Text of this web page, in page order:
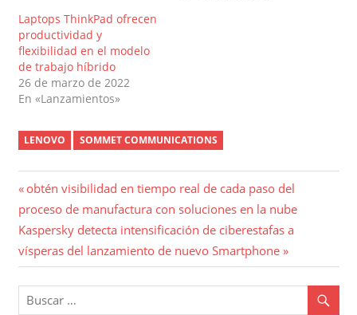
Laptops ThinkPad ofrecen
productividad y
flexibilidad en el modelo
de trabajo híbrido
26 de marzo de 2022
En «Lanzamientos»
LENOVO SOMMET COMMUNICATIONS
Navegación
de
entradas
Entrada
anterior:
obtén visibilidad en tiempo real de cada paso del
proceso de manufactura con soluciones en la nube
Entrada
siguiente:
Kaspersky detecta intensificación de ciberestafas a
vísperas del lanzamiento de nuevo Smartphone